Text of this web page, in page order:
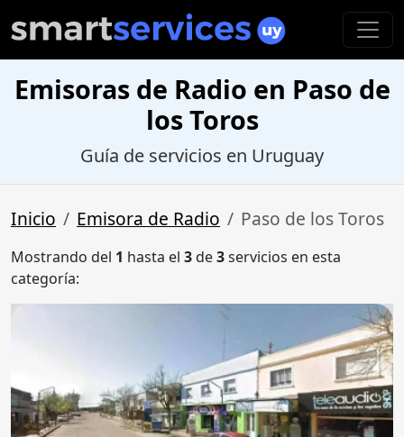
Emisoras de Radio en Paso de
los Toros
Guía de servicios en Uruguay
Inicio Emisora de Radio Paso de los Toros
Mostrando del 1 hasta el 3de3servicios en esta
categoría: